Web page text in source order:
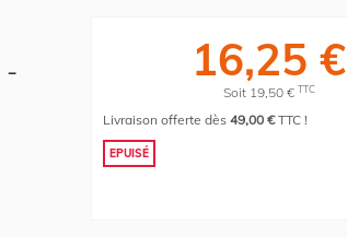
-
16,25 €
Soit 19,50 € TTC
Livraison offerte dès49,00 €TTC !
EPUISÉ